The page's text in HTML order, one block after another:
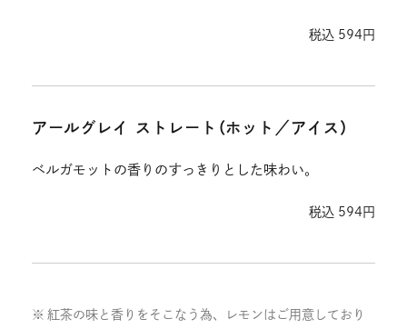
税込 594円
アールグレイ ストレート（ホット／アイス）
ベルガモットの香りのすっきりとした味わい。
税込 594円
紅茶の味と香りをそこなう為、レモンはご用意しており